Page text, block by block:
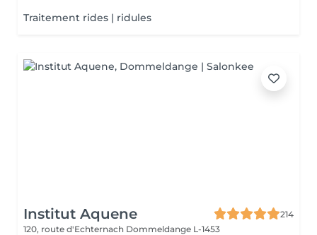
Traitement rides | ridules
Institut Aquene
214
120, route d'Echternach Dommeldange L-1453